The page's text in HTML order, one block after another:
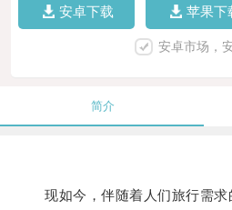
安卓下载 苹果下
安卓市场，
简介
现如今，伴随着人们旅行需求